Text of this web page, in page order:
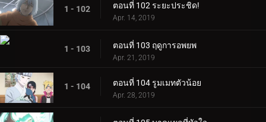
1 - 102 ตอนที่ 102 ระยะประชิด!
Apr. 14, 2019
1 - 103 ตอนที่ 103 ฤดูการอพยพ
Apr. 21, 2019
1 - 104 ตอนที่ 104 รูมเมทตัวน้อย
Apr. 28, 2019